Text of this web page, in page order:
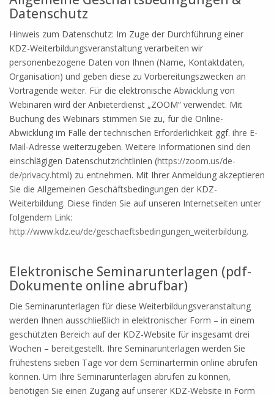
Datenschutz
Hinweis zum Datenschutz: Im Zuge der Durchführung einer
KDZ-Weiterbildungsveranstaltung verarbeiten wir
personenbezogene Daten von Ihnen (Name, Kontaktdaten,
Organisation) und geben diese zu Vorbereitungszwecken an
Vortragende weiter. Für die elektronische Abwicklung von
Webinaren wird der Anbieterdienst „ZOOM“ verwendet. Mit
Buchung des Webinars stimmen Sie zu, für die Online-
Abwicklung im Falle der technischen Erforderlichkeit ggf. ihre E-
Mail-Adresse weiterzugeben. Weitere Informationen sind den
einschlägigen Datenschutzrichtlinien (https://zoom.us/de-
de/privacy.html) zu entnehmen. Mit Ihrer Anmeldung akzeptieren
Sie die Allgemeinen Geschäftsbedingungen der KDZ-
Weiterbildung. Diese finden Sie auf unseren Internetseiten unter
folgendem Link:
http://www.kdz.eu/de/geschaeftsbedingungen_weiterbildung.
Elektronische Seminarunterlagen (pdf-
Dokumente online abrufbar)
Die Seminarunterlagen für diese Weiterbildungsveranstaltung
werden Ihnen ausschließlich in elektronischer Form – in einem
geschützten Bereich auf der KDZ-Website für insgesamt drei
Wochen – bereitgestellt. Ihre Seminarunterlagen werden Sie
frühestens sieben Tage vor dem Seminartermin online abrufen
können. Um Ihre Seminarunterlagen abrufen zu können,
benötigen Sie einen Zugang auf unserer KDZ-Website in Form